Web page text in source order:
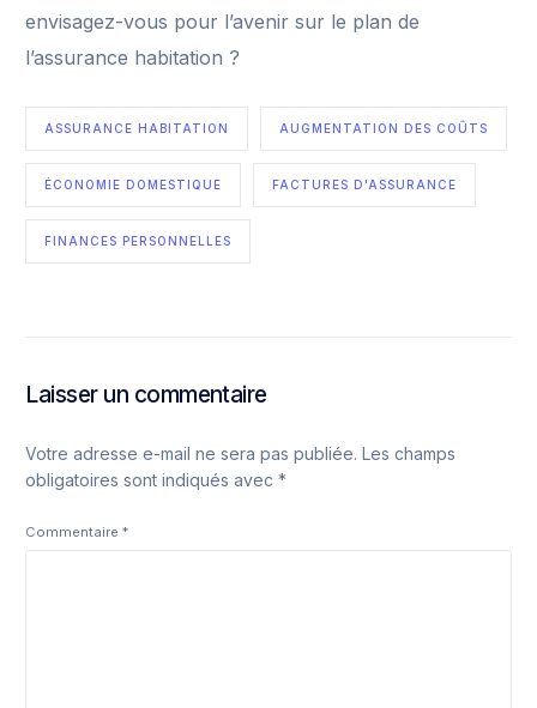
envisagez-vous pour l’avenir sur le plan de
l’assurance habitation ?
ASSURANCE HABITATION AUGMENTATION DES COÛTS
ÉCONOMIE DOMESTIQUE FACTURES D'ASSURANCE
FINANCES PERSONNELLES
Laisser un commentaire
Votre adresse e-mail ne sera pas publiée. Les champs
obligatoires sont indiqués avec*
Commentaire*